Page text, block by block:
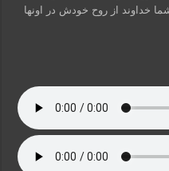
خداوند از روح خودش در اونها